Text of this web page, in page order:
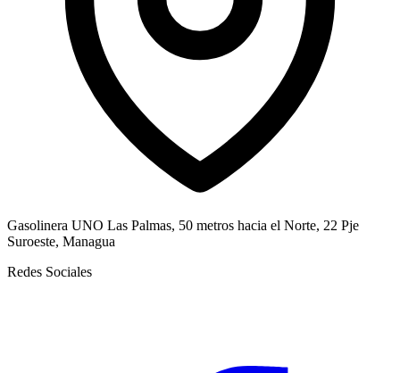
Gasolinera UNO Las Palmas, 50 metros hacia el Norte, 22 Pje
Suroeste, Managua
Redes Sociales